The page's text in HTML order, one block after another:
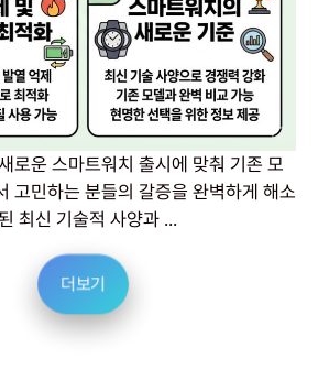
로운 스마트워치 출시에 맞춰 기존 모
고민하는 분들의 갈증을 완벽하게 해소
최신 기술적 사양과 ...
더보기